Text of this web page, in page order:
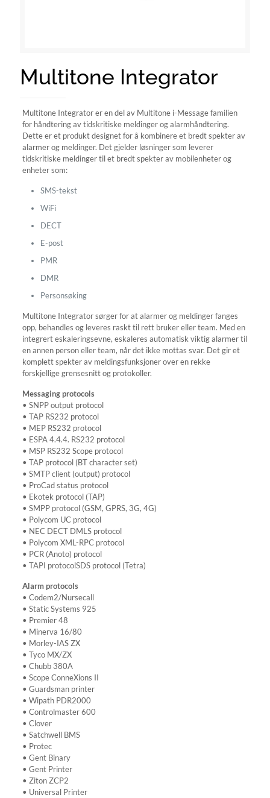
Multitone Integrator
Multitone Integrator er en del av Multitone i-Message familien
for håndtering av tidskritiske meldinger og alarmhåndtering.
Dette er et produkt designet for å kombinere et bredt spekter av
alarmer og meldinger. Det gjelder løsninger som leverer
tidskritiske meldinger til et bredt spekter av mobilenheter og
enheter som:
SMS-tekst
WiFi
DECT
E-post
PMR
DMR
Personsøking
Multitone Integrator sørger for at alarmer og meldinger fanges
opp, behandles og leveres raskt til rett bruker eller team. Med en
integrert eskaleringsevne, eskaleres automatisk viktig alarmer til
en annen person eller team, når det ikke mottas svar. Det gir et
komplett spekter av meldingsfunksjoner over en rekke
forskjellige grensesnitt og protokoller.
Messaging protocols
• SNPP output protocol
• TAP RS232 protocol
• MEP RS232 protocol
• ESPA 4.4.4. RS232 protocol
• MSP RS232 Scope protocol
• TAP protocol (BT character set)
• SMTP client (output) protocol
• ProCad status protocol
• Ekotek protocol (TAP)
• SMPP protocol (GSM, GPRS, 3G, 4G)
• Polycom UC protocol
• NEC DECT DMLS protocol
• Polycom XML-RPC protocol
• PCR (Anoto) protocol
• TAPI protocolSDS protocol (Tetra)
Alarm protocols
• Codem2/Nursecall
• Static Systems 925
• Premier 48
• Minerva 16/80
• Morley-IAS ZX
• Tyco MX/ZX
• Chubb 380A
• Scope ConneXions II
• Guardsman printer
• Wipath PDR2000
• Controlmaster 600
• Clover
• Satchwell BMS
• Protec
• Gent Binary
• Gent Printer
• Ziton ZCP2
• Universal Printer